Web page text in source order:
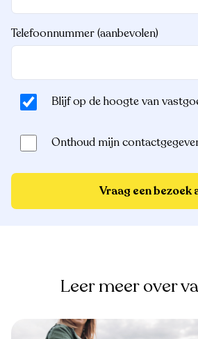
Telefoonnummer (aanbevolen)
Blijf op de hoogte van
Onthoud mijn
Vraag een bezoek
Leer meer over